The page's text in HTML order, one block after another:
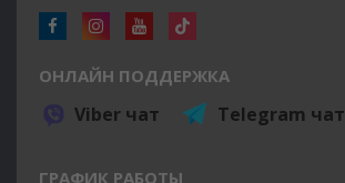
ОНЛАЙН ПОДДЕРЖКА
Viber чат Telegram чат
ГРАФИК РАБОТЫ